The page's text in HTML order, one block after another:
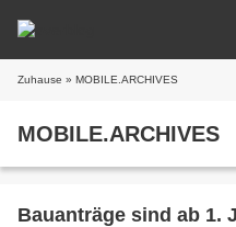
Zuhause » MOBILE.ARCHIVES
MOBILE.ARCHIVES
Bauanträge sind ab 1.